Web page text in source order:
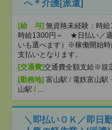
へ＊介護[派遣]
[給 与] 無資格未経験：時
時給1300円～ ★日払い／
いも選べます）※稼働開始
支払いとなります。
[交通費]交通費全額支給※規
[勤務地] 富山駅 / 電鉄富山駅
山駅 / …
＼即払いＯＫ／即日